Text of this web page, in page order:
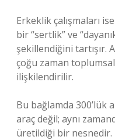
Erkeklik çalışmaları
bir “sertlik” ve
şekillendiğini tartışır.
çoğu zaman
ilişkilendirilir.
Bu bağlamda 300’lük
araç değil; aynı
üretildiği bir nesnedir.